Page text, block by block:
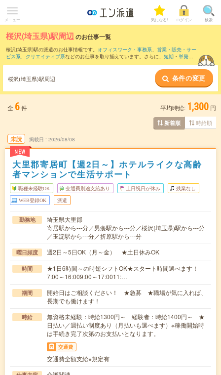
メニュー 気になる! ログイン 検索
桜沢(埼玉県)駅周辺のお仕事一覧
桜沢(埼玉県)駅の派遣のお仕事情報です。 オフィスワーク・事務系、 営業・販売・サー
ビス系、 クリエイティブ系などのお仕事を取り揃えています。さらに、 短期 ・ 単発な
また、籠原駅・本庄駅
など近隣駅のお仕事もご確認いただ
けます。
桜沢(埼玉県)駅周辺 条件の変更
全 6件 平均時給: 1,300 円
新着順 時給順
未読
NEW
掲載日 2026/08/08
大里郡寄居町【週2日～】ホテルライクな高齢
者マンションで生活サポート
職種未経験OK 交通費別途支給あり 土日祝日が休み 残業なし
WEB登録OK 派遣
勤務地
埼玉県大里郡
寄居駅から---分／男衾駅から---分／桜沢(埼玉県)駅から---分
／玉淀駅から---分／折原駅から---分
曜日頻度 週2日～5日OK（月～金） ★土日休みOK
時間
★1日6時間～の時短シフトOK★スタート時間選べます！
7:00～16:009:00～17:0011:…
期間
開始日はご相談ください！ ★急募 ★職場が気に入れば、
長期でも働けます！
時給
無資格未経験：時給1300円～ 経験者：時給1400円～ ★
日払い／週払い制度あり（月払いも選べます）※稼働開始時
は手続き完了次第のお支払いとなります。
交通費
交通費全額支給※規定有